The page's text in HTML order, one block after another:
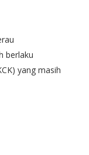
berlaku
yang masih